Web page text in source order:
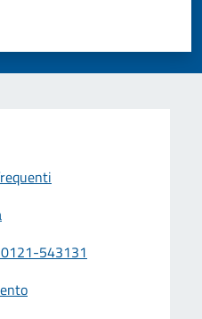
su 5
5
543131